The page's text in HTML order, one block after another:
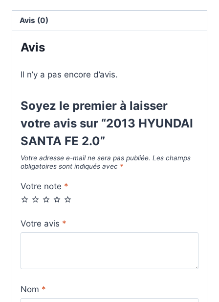
Avis (0)
Avis
Il n’y a pas encore d’avis.
Soyez le premier à laisser
votre avis sur “2013 HYUNDAI
SANTA FE 2.0”
Votre adresse e-mail ne sera pas publiée. Les champs
obligatoires sont indiqués avec *
Votre note *
Votre avis *
Nom *